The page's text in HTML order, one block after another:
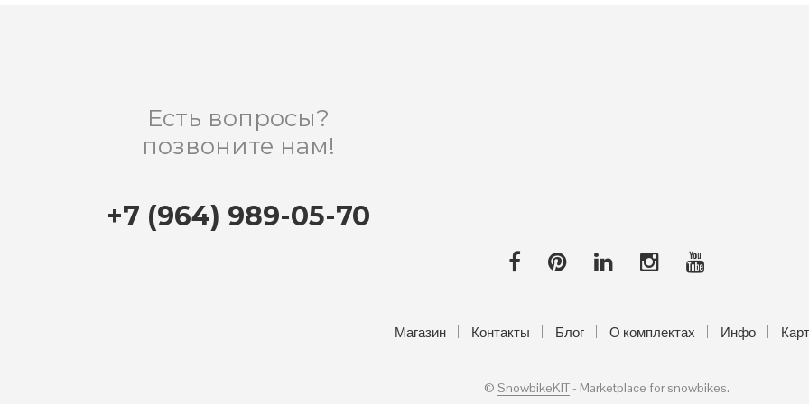
Есть вопросы?
позвоните нам!
+7 (964) 989-05-70
Магазин Контакты Блог О комплектах Инфо
© SnowbikeKIT- Marketplace for snowbikes.